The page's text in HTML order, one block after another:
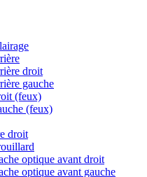
droit
gauche
(feux)
(feux)
droit
optique avant droit
optique avant gauche